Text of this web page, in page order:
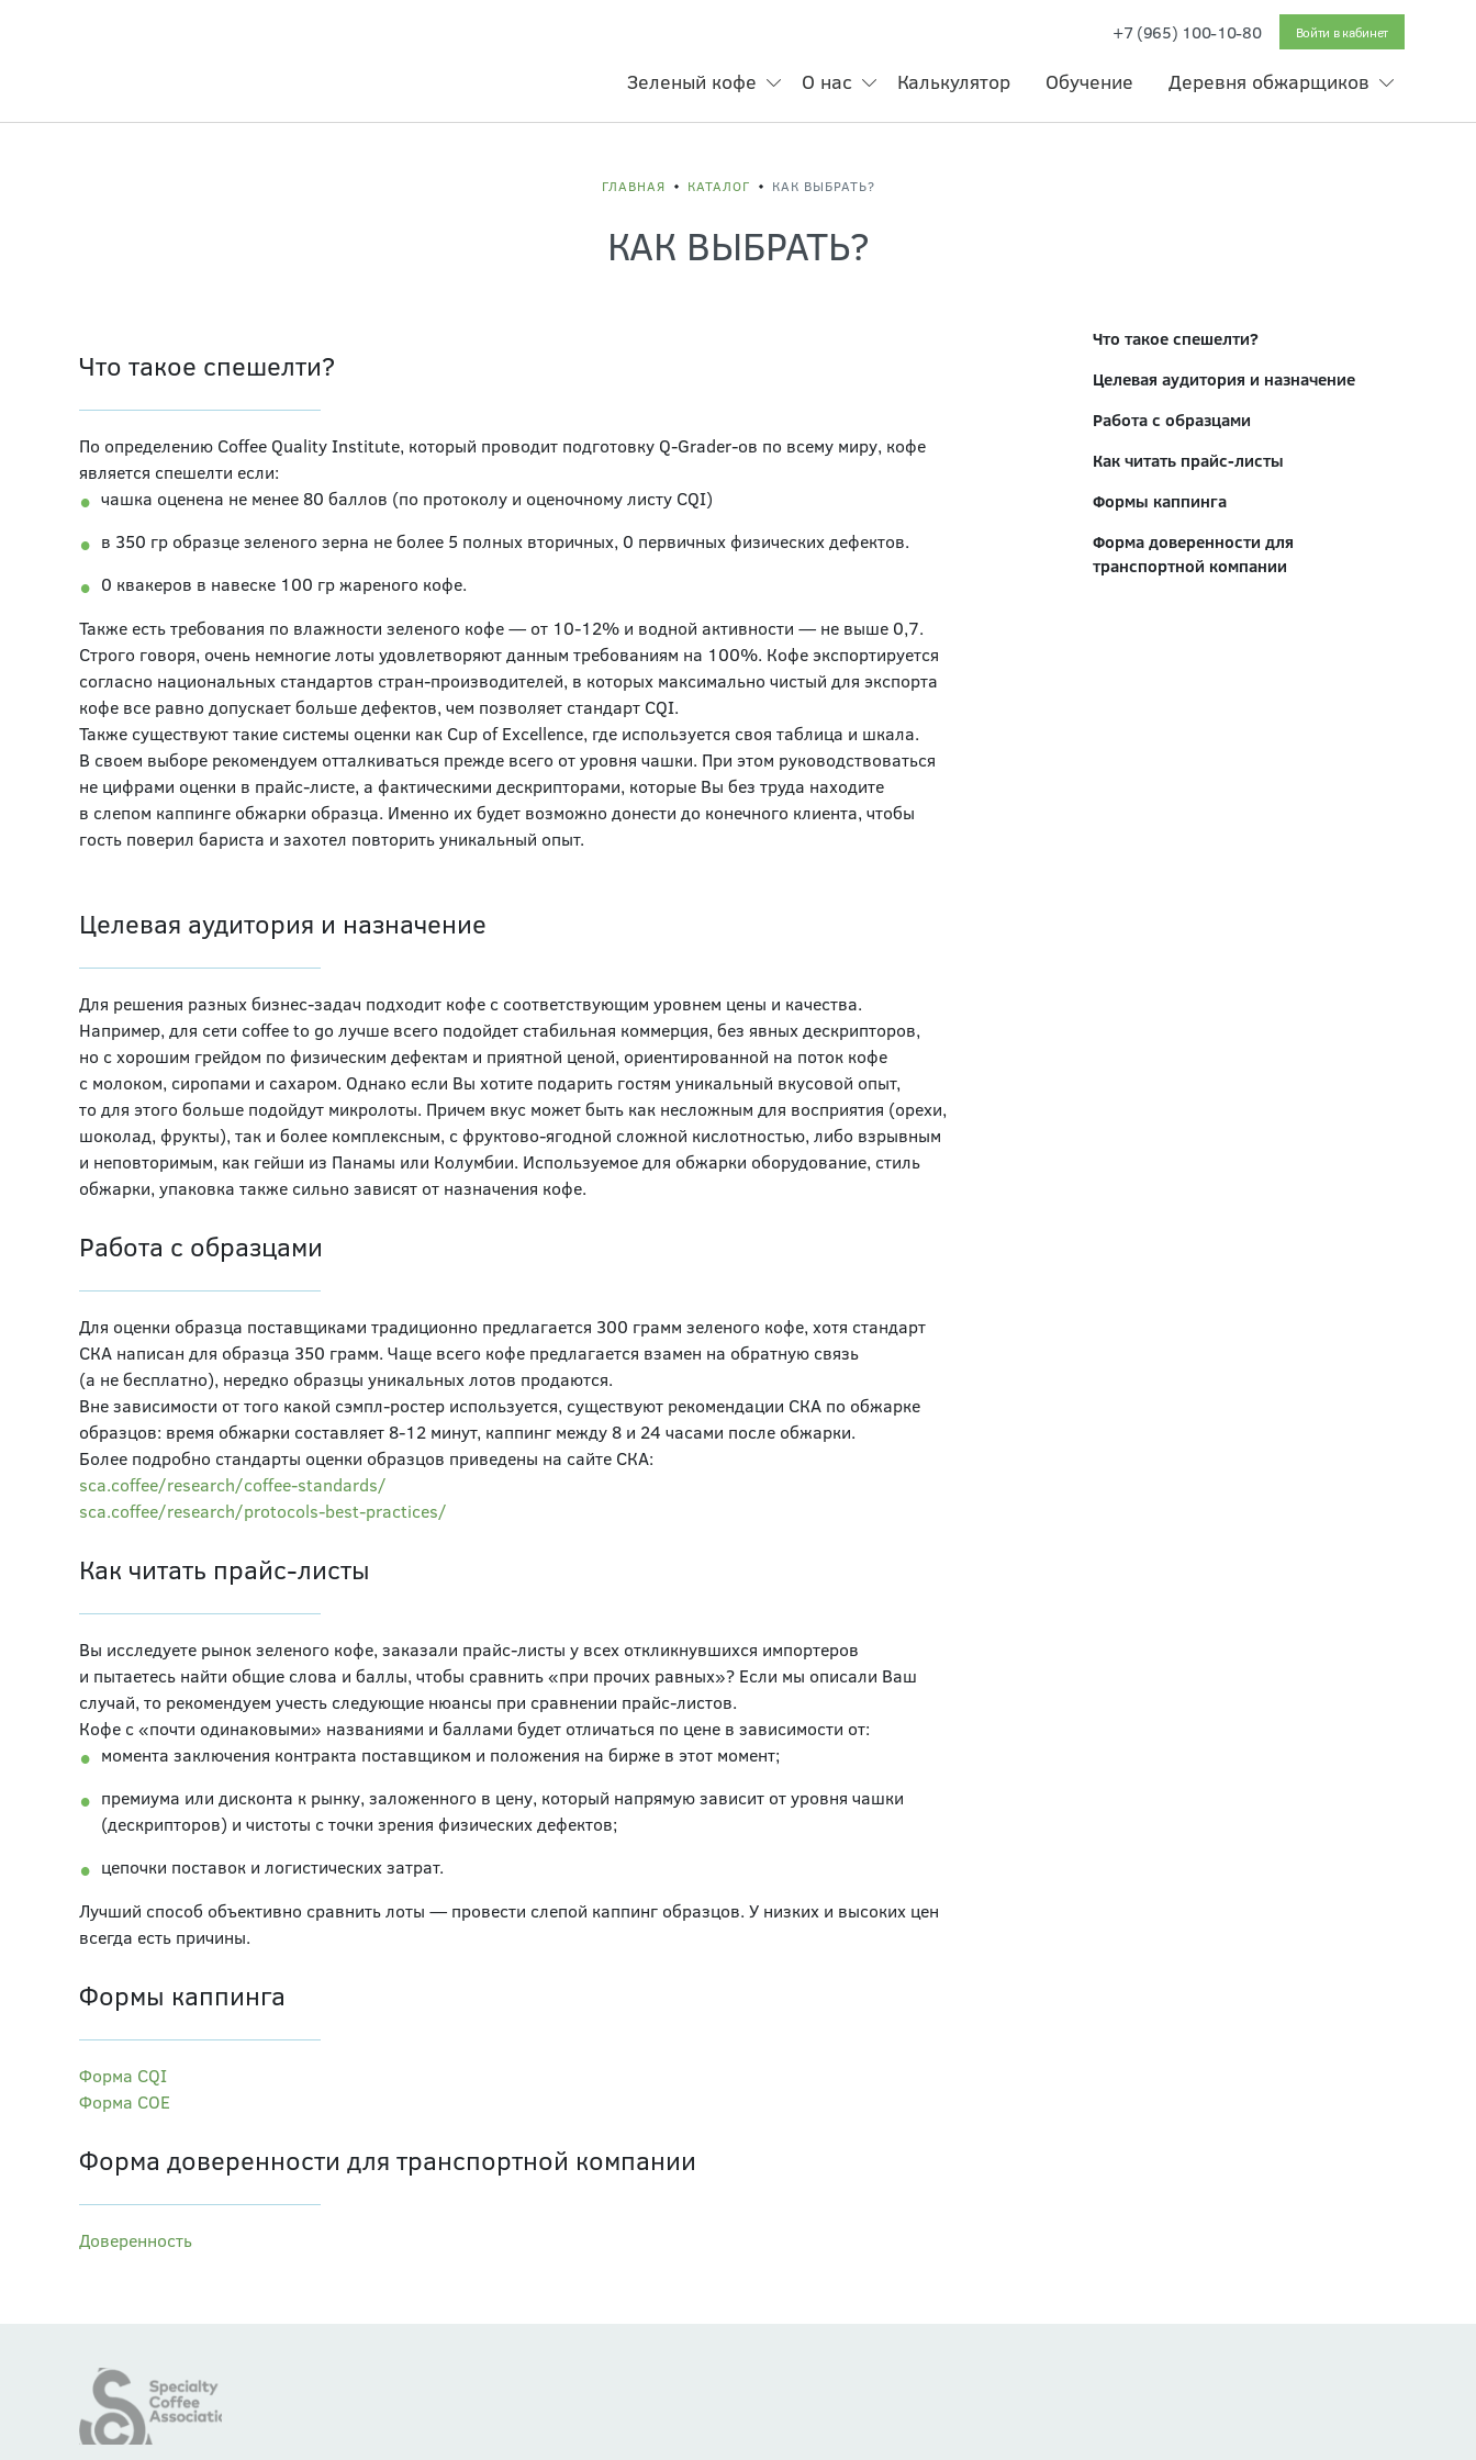
+7 (965) 100-10-80 Войти в кабинет
Зеленый кофе О нас Калькулятор Обучение Деревня обжарщиков
ГЛАВНАЯ КАТАЛОГ КАК ВЫБРАТЬ?
КАК ВЫБРАТЬ?
Что такое спешелти?
По определению Coffee Quality Institute, который проводит подготовку Q-Grader-ов по всему миру, кофе
является спешелти если:
чашка оценена не менее 80 баллов (по протоколу и оценочному листу CQI)
в 350 гр образце зеленого зерна не более 5 полных вторичных, 0 первичных физических дефектов.
0 квакеров в навеске 100 гр жареного кофе.
Также есть требования по влажности зеленого кофе — от 10-12% и водной активности — не выше 0,7.
Строго говоря, очень немногие лоты удовлетворяют данным требованиям на 100%. Кофе экспортируется
согласно национальных стандартов стран-производителей, в которых максимально чистый для экспорта
кофе все равно допускает больше дефектов, чем позволяет стандарт CQI.
Также существуют такие системы оценки как Cup of Excellence, где используется своя таблица и шкала.
В своем выборе рекомендуем отталкиваться прежде всего от уровня чашки. При этом руководствоваться
не цифрами оценки в прайс-листе, а фактическими дескрипторами, которые Вы без труда находите
в слепом каппинге обжарки образца. Именно их будет возможно донести до конечного клиента, чтобы
гость поверил бариста и захотел повторить уникальный опыт.
Целевая аудитория и назначение
Для решения разных бизнес-задач подходит кофе с соответствующим уровнем цены и качества.
Например, для сети coffee to go лучше всего подойдет стабильная коммерция, без явных дескрипторов,
но с хорошим грейдом по физическим дефектам и приятной ценой, ориентированной на поток кофе
с молоком, сиропами и сахаром. Однако если Вы хотите подарить гостям уникальный вкусовой опыт,
то для этого больше подойдут микролоты. Причем вкус может быть как несложным для восприятия (орехи,
шоколад, фрукты), так и более комплексным, с фруктово-ягодной сложной кислотностью, либо взрывным
и неповторимым, как гейши из Панамы или Колумбии. Используемое для обжарки оборудование, стиль
обжарки, упаковка также сильно зависят от назначения кофе.
Работа с образцами
Для оценки образца поставщиками традиционно предлагается 300 грамм зеленого кофе, хотя стандарт
СКА написан для образца 350 грамм. Чаще всего кофе предлагается взамен на обратную связь
(а не бесплатно), нередко образцы уникальных лотов продаются.
Вне зависимости от того какой сэмпл-ростер используется, существуют рекомендации СКА по обжарке
образцов: время обжарки составляет 8-12 минут, каппинг между 8 и 24 часами после обжарки.
Более подробно стандарты оценки образцов приведены на сайте СКА:
sca.coffee/research/coffee-standards/
sca.coffee/research/protocols-best-practices/
Как читать прайс-листы
Вы исследуете рынок зеленого кофе, заказали прайс-листы у всех откликнувшихся импортеров
и пытаетесь найти общие слова и баллы, чтобы сравнить «при прочих равных»? Если мы описали Ваш
случай, то рекомендуем учесть следующие нюансы при сравнении прайс-листов.
Кофе с «почти одинаковыми» названиями и баллами будет отличаться по цене в зависимости от:
момента заключения контракта поставщиком и положения на бирже в этот момент;
премиума или дисконта к рынку, заложенного в цену, который напрямую зависит от уровня чашки
(дескрипторов) и чистоты с точки зрения физических дефектов;
цепочки поставок и логистических затрат.
Лучший способ объективно сравнить лоты — провести слепой каппинг образцов. У низких и высоких цен
всегда есть причины.
Формы каппинга
Форма CQI
Форма СОЕ
Форма доверенности для транспортной компании
Доверенность
Что такое спешелти?
Целевая аудитория и назначение
Работа с образцами
Как читать прайс-листы
Формы каппинга
Форма доверенности для
транспортной компании